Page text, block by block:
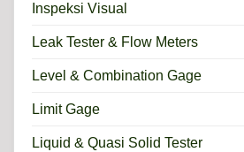
Inspeksi Visual
Leak Tester & Flow Meters
Level & Combination Gage
Limit Gage
Liquid & Quasi Solid Tester